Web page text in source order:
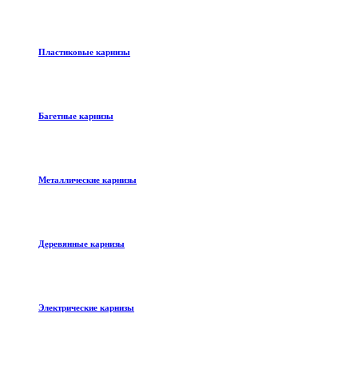
Пластиковые карнизы
Багетные карнизы
Металлические карнизы
Деревянные карнизы
Электрические карнизы